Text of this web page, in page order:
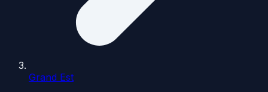
Grand Est